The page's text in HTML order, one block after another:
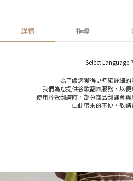
詳情 指導
Select Language
為了讓您獲得更準確詳細的
我們為您提供谷歌翻譯服務，以便
使用谷歌翻譯時，部分商品翻譯會與
由此帶來的不便，敬請